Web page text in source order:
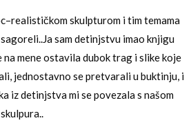
skulpturom i tim temama
sam detinjstvu imao knjigu
mene ostavila dubok trag i slike koje
jednostavno se pretvarali u buktinju, i
iz detinjstva mi se povezala s našom